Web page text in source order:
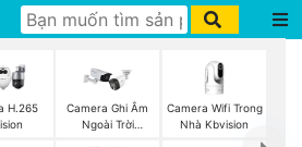
H.265
Camera Ghi Âm
Ngoài Trời
Camera Wifi Trong
Nhà Kbvision